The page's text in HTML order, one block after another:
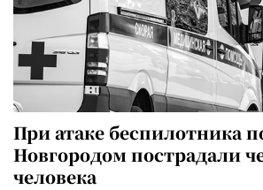
При атаке беспилотника
Новгородом пострадали
человека